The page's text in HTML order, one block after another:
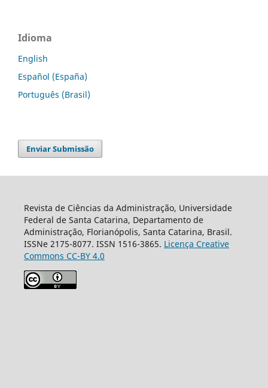
Idioma
English
Español (España)
Português (Brasil)
Enviar Submissão
Revista de Ciências da Administração, Universidade
Federal de Santa Catarina, Departamento de
Administração, Florianópolis, Santa Catarina, Brasil.
ISSNe 2175-8077. ISSN 1516-3865. Licença Creative
Commons CC-BY 4.0